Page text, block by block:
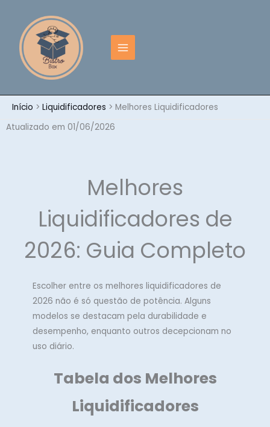
conteúdo
Início Liquidificadores
Melhores Liquidificadores
Atualizado em 01/06/2026
Melhores
Liquidificadores de
2026: Guia Completo
Escolher entre os melhores liquidificadores de
2026 não é só questão de potência. Alguns
modelos se destacam pela durabilidade e
desempenho, enquanto outros decepcionam no
uso diário.
Tabela dos Melhores
Liquidificadores